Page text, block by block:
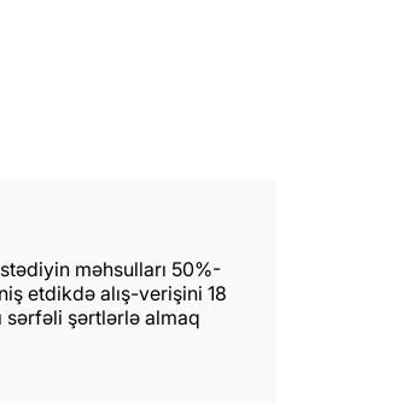
məhsulları 50%-
etdikdə alış-verişini 18
sərfəli şərtlərlə almaq